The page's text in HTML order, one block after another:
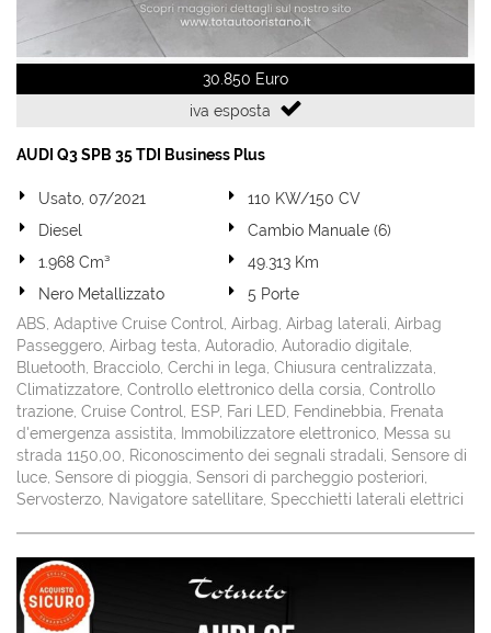
30.850 Euro
iva esposta
AUDI Q3 SPB 35 TDI Business Plus
Usato, 07/2021
110 KW/150 CV
Diesel
Cambio Manuale (6)
1.968 Cm³
49.313 Km
Nero Metallizzato
5 Porte
ABS, Adaptive Cruise Control, Airbag, Airbag laterali, Airbag
Passeggero, Airbag testa, Autoradio, Autoradio digitale,
Bluetooth, Bracciolo, Cerchi in lega, Chiusura centralizzata,
Climatizzatore, Controllo elettronico della corsia, Controllo
trazione, Cruise Control, ESP, Fari LED, Fendinebbia, Frenata
d'emergenza assistita, Immobilizzatore elettronico, Messa su
strada 1150,00, Riconoscimento dei segnali stradali, Sensore di
luce, Sensore di pioggia, Sensori di parcheggio posteriori,
Servosterzo, Navigatore satellitare, Specchietti laterali elettrici